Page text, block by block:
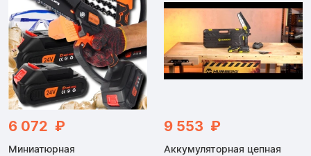
6 072 ₽
Миниатюрная
9 553 ₽
Аккумуляторная цепная